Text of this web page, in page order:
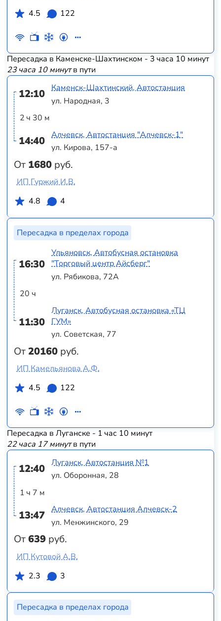
4.5
122
Пересадка в Каменске-Шахтинском - 3 часа 10 минут
23 часа 10 минутв пути
12:10
2 ч 30 м
14:40
От 1680 руб.
Каменск-Шахтинский, Автостанция
ул. Народная, 3
Алчевск, Автостанция "Алчевск-1"
ул. Кирова, 157-а
ИП Гуржий И.В.
4.8
4
Пересадка в пределах города
16:30
20 ч
11:30
От20160 руб.
Ульяновск, Автобусная остановка
"Торговый центр Айсберг"
ул. Рябикова, 72А
Луганск, Автобусная остановка «ТЦ
ГУМ»
ул. Советская, 77
ИП Камельянова А.Ф.
4.5
122
Пересадка в Луганске - 1 час 10 минут
22 часа 17 минутв пути
12:40
1 ч 7 м
13:47
От639 руб.
Луганск, Автостанция №1
ул. Оборонная, 28
Алчевск, Автостанция Алчевск-2
ул. Менжинского, 29
ИП Кутовой А.В.
2.3
3
Пересадка в пределах города